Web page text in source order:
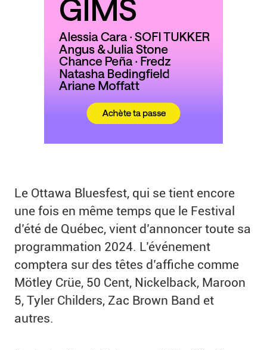
Le Ottawa Bluesfest, qui se tient encore
une fois en même temps que le Festival
d’été de Québec, vient d’annoncer toute sa
programmation 2024. L’événement
comptera sur des têtes d’affiche comme
Mötley Crüe, 50 Cent, Nickelback, Maroon
5, Tyler Childers, Zac Brown Band et
autres.